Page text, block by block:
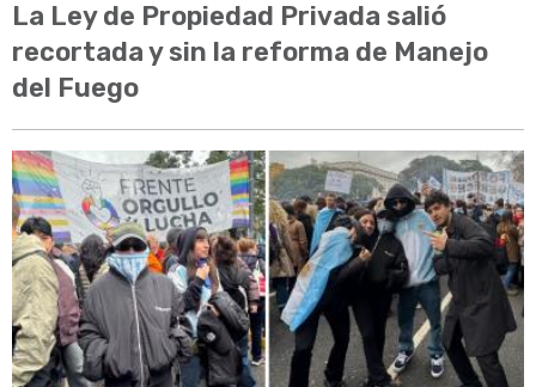
La Ley de Propiedad Privada salió
recortada y sin la reforma de Manejo
del Fuego